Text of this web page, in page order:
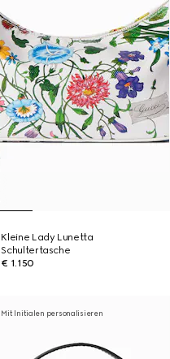
Kleine Lady Lunetta
Schultertasche
€ 1.150
Mit Initialen personalisieren